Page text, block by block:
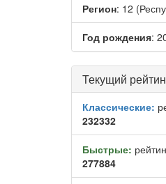
Регион: 12
Год рождения:
Текущий
Классические:
232332
Быстрые:
277884